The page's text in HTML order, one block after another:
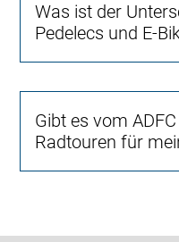
Was ist der
Pedelecs und E-
Gibt es vom
Radtouren für